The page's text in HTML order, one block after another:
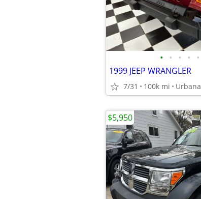
• • • • •
1999 JEEP WRANGLER
7/31 100k mi Urbana
$5,950